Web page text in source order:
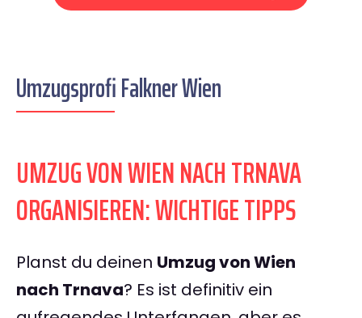
Umzugsprofi Falkner Wien
UMZUG VON WIEN NACH TRNAVA
ORGANISIEREN: WICHTIGE TIPPS
Planst du deinen Umzug von Wien
nach Trnava? Es ist definitiv ein